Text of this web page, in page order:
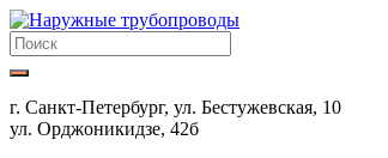
г. Санкт-Петербург, ул. Бестужевская, 10
ул. Орджоникидзе, 42б